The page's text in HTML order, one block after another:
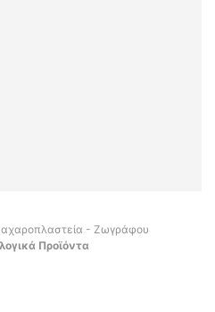
- Ζωγράφου
Προϊόντα